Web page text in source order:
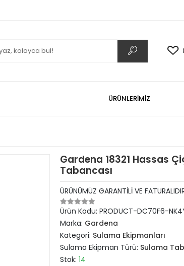
ÜRÜNLERİMİZ
Gardena 18321 Hassas
Tabancası
ÜRÜNÜMÜZ GARANTİLİ VE
Ürün Kodu: PRODUCT-DC70F6-
Marka: Gardena
Kategori: Sulama Ekipmanları
Sulama Ekipman Türü: Sulama
Stok: 14